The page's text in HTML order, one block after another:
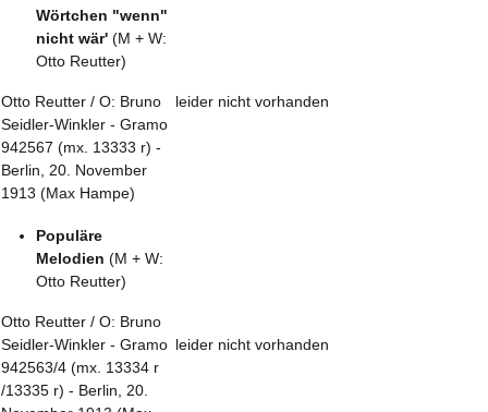
Wörtchen "wenn"
nicht wär' (M + W:
Otto Reutter)
Otto Reutter / O: Bruno
Seidler-Winkler - Gramo
942567 (mx. 13333 r) -
Berlin, 20. November
1913 (Max Hampe)
leider nicht vorhanden
Populäre
Melodien (M + W:
Otto Reutter)
Otto Reutter / O: Bruno
Seidler-Winkler - Gramo
942563/4 (mx. 13334 r
/13335 r) - Berlin, 20.
leider nicht vorhanden